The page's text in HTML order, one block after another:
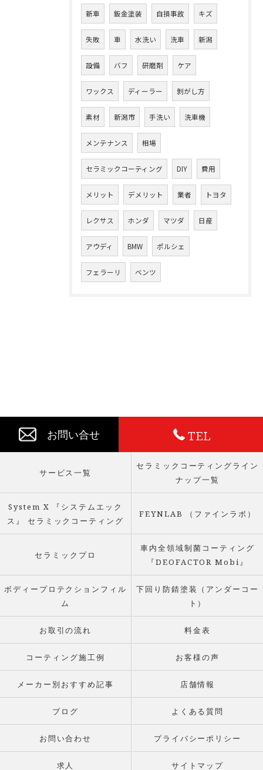
新車 鈑金塗装 自損事故 キズ
失敗 車 水洗い 洗車 新潟
設備 バフ 研磨剤 ケア
ワックス ディーラー 剝がし方
素材 新潟市 手洗い 洗車機
メンテナンス 相場
セラミックコーティング DIY 費用
メリット デメリット 業者 トヨタ
レクサス ホンダ マツダ 日産
アウディ BMW ポルシェ
フェラーリ ベンツ
TEL
お問い合せ
サービス一覧
セラミックコーティングライン
ナップ一覧
System X 『システムエック
ス』 セラミックコーティング
FEYNLAB （ファインラボ）
セラミックプロ
車内全領域制菌コーティング
『DEOFACTOR Mobi』
ボディープロテクションフィル
ム
下回り防錆塗装（アンダーコー
ト）
お取引の流れ 料金表
コーティング施工例 お客様の声
メーカー別おすすめ記事 店舗情報
ブログ よくある質問
お問い合わせ プライバシーポリシー
求人 サイトマップ